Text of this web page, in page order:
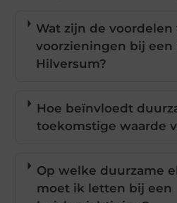
Wat zijn de voordelen
voorzieningen bij een
Hilversum?
Hoe beïnvloedt
toekomstige waarde
Op welke duurzame
moet ik letten bij een